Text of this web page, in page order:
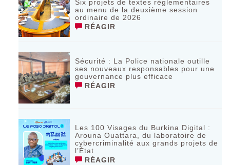
Six projets de textes réglementaires
au menu de la deuxième session
ordinaire de 2026
RÉAGIR
Sécurité : La Police nationale outille
ses nouveaux responsables pour une
gouvernance plus efficace
RÉAGIR
Les 100 Visages du Burkina Digital :
Arouna Ouattara, du laboratoire de
cybercriminalité aux grands projets de
l’État
RÉAGIR